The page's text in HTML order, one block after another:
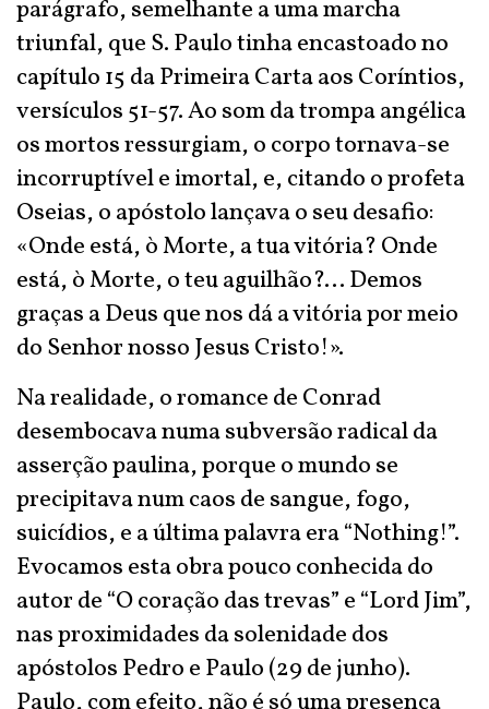
parágrafo, semelhante a uma marcha
triunfal, que S. Paulo tinha encastoado no
capítulo 15 da Primeira Carta aos Coríntios,
versículos 51-57. Ao som da trompa angélica
os mortos ressurgiam, o corpo tornava-se
incorruptível e imortal, e, citando o profeta
Oseias, o apóstolo lançava o seu desafio:
«Onde está, ò Morte, a tua vitória? Onde
está, ò Morte, o teu aguilhão?... Demos
graças a Deus que nos dá a vitória por meio
do Senhor nosso Jesus Cristo!».
Na realidade, o romance de Conrad
desembocava numa subversão radical da
asserção paulina, porque o mundo se
precipitava num caos de sangue, fogo,
suicídios, e a última palavra era “Nothing!”.
Evocamos esta obra pouco conhecida do
autor de “O coração das trevas” e “Lord Jim”,
nas proximidades da solenidade dos
apóstolos Pedro e Paulo (29 de junho).